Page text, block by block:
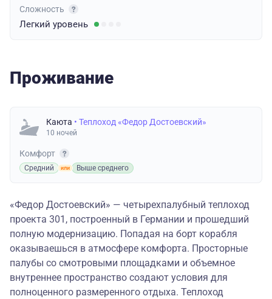
Сложность
Легкий уровень
Проживание
Каюта • Теплоход «Федор Достоевский»
10 ночей
Комфорт
Средний Выше среднего
«Федор Достоевский» — четырехпалубный теплоход
проекта 301, построенный в Германии и прошедший
полную модернизацию. Попадая на борт корабля
оказываешься в атмосфере комфорта. Просторные
палубы со смотровыми площадками и объемное
внутреннее пространство создают условия для
полноценного размеренного отдыха. Теплоход